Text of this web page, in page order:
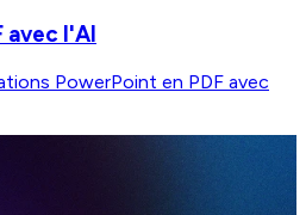
avec l'AI
PowerPoint en PDF avec